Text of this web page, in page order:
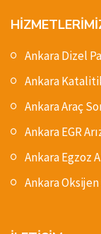
Ankara Dizel
Ankara
Ankara Araç
Ankara EGR
Ankara Egzoz
Ankara Oksijen